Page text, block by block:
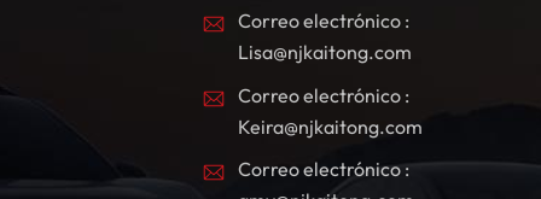
Correo electrónico :
Lisa@njkaitong.com
Correo electrónico :
Keira@njkaitong.com
Correo electrónico :